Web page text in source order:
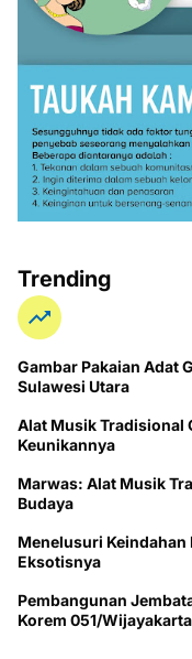
Trending
Gambar Pakaian Adat
Sulawesi Utara
Alat Musik Tradisional
Keunikannya
Marwas: Alat Musik
Budaya
Menelusuri Keindahan
Eksotisnya
Pembangunan
Korem 051/